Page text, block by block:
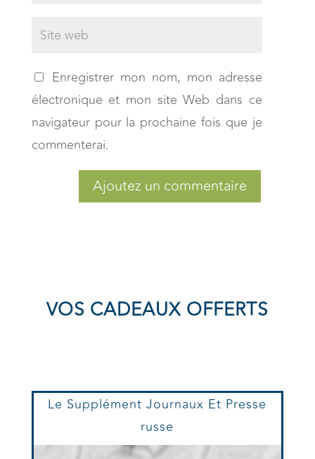
Enregistrer mon nom, mon adresse
électronique et mon site Web dans ce
navigateur pour la prochaine fois que je
commenterai.
Ajoutez un commentaire
VOS CADEAUX OFFERTS
Le Supplément Journaux Et Presse
russe